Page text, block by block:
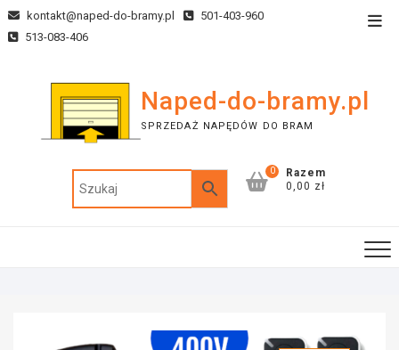
kontakt@naped-do-bramy.pl
501-403-960
513-083-406
Naped-do-bramy.pl
SPRZEDAŻ NAPĘDÓW DO BRAM
0
Razem
0,00 zł